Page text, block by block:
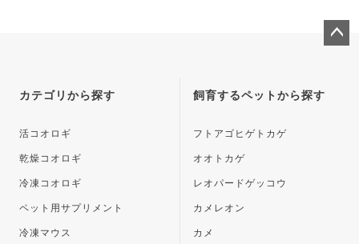
カテゴリから探す
活コオロギ
乾燥コオロギ
冷凍コオロギ
ペット用サプリメント
冷凍マウス
飼育するペットから探す
フトアゴヒゲトカゲ
オオトカゲ
レオパードゲッコウ
カメレオン
カメ